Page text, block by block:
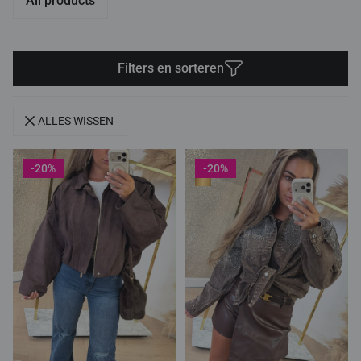
Filters en sorteren
ALLES WISSEN
-20% -20%